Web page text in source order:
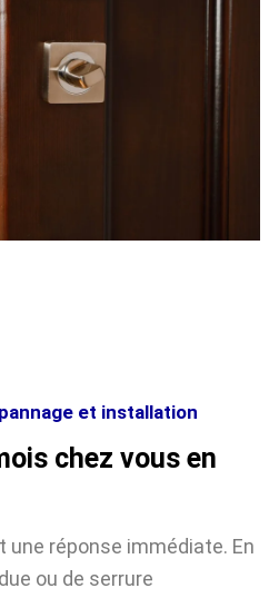
et installation
chez vous en
une réponse immédiate. En
ou de serrure